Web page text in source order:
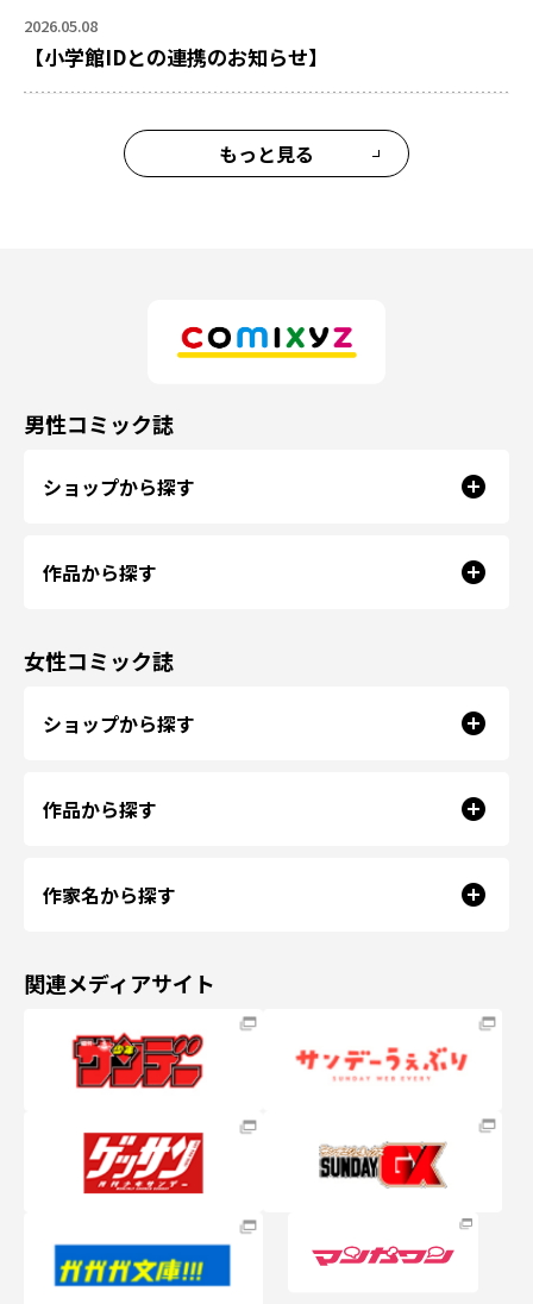
2026.05.08
【小学館IDとの連携のお知らせ】
もっと見る
男性コミック誌
ショップから探す
作品から探す
女性コミック誌
ショップから探す
作品から探す
作家名から探す
関連メディアサイト